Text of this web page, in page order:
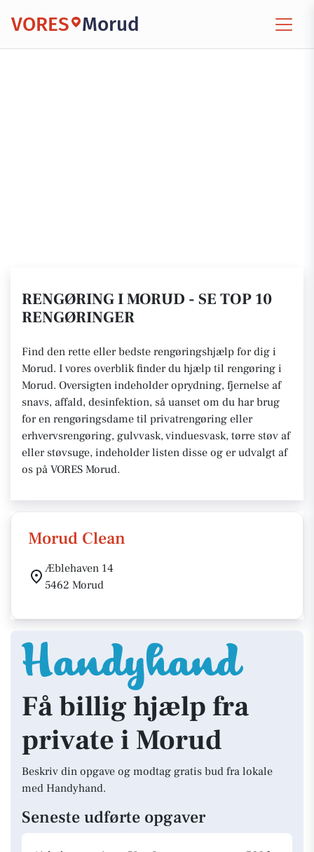
VORES Morud
RENGØRING I MORUD - SE TOP 10
RENGØRINGER
Find den rette eller bedste rengøringshjælp for dig i
Morud. I vores overblik finder du hjælp til rengøring i
Morud. Oversigten indeholder oprydning, fjernelse af
snavs, affald, desinfektion, så uanset om du har brug
for en rengøringsdame til privatrengøring eller
erhvervsrengøring, gulvvask, vinduesvask, tørre støv af
eller støvsuge, indeholder listen disse og er udvalgt af
os på VORES Morud.
Morud Clean
Æblehaven 14
5462 Morud
Få billig hjælp fra
private i Morud
Beskriv din opgave og modtag gratis bud fra lokale
med Handyhand.
Seneste udførte opgaver